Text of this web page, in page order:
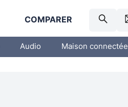
COMPARER
Audio Maison connectée